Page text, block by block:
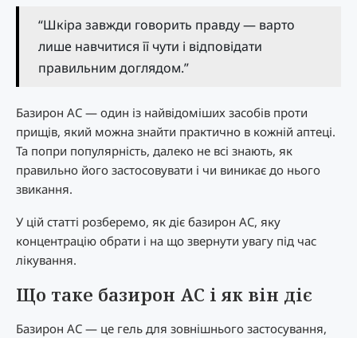
“Шкіра завжди говорить правду — варто
лише навчитися її чути і відповідати
правильним доглядом.”
Базирон AC — один із найвідоміших засобів проти
прищів, який можна знайти практично в кожній аптеці.
Та попри популярність, далеко не всі знають, як
правильно його застосовувати і чи виникає до нього
звикання.
У цій статті розберемо, як діє базирон AC, яку
концентрацію обрати і на що звернути увагу під час
лікування.
Що таке базирон AC і як він діє
Базирон AC — це гель для зовнішнього застосування,